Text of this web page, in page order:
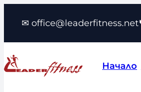
съдържанието
✉ office@leaderfitness.net
Начало